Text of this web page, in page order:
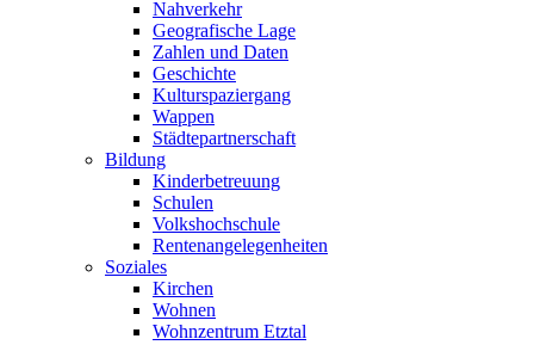
Nahverkehr
Geografische Lage
Zahlen und Daten
Geschichte
Kulturspaziergang
Wappen
Städtepartnerschaft
Bildung
Kinderbetreuung
Schulen
Volkshochschule
Rentenangelegenheiten
Soziales
Kirchen
Wohnen
Wohnzentrum Etztal